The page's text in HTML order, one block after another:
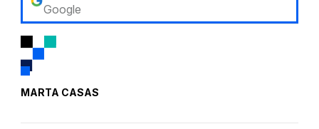
Google
MARTA CASAS